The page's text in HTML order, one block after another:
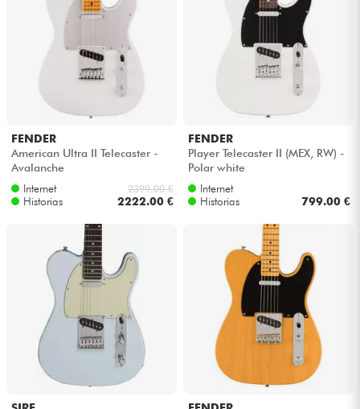
FENDER
American Ultra II Telecaster -
Avalanche
Internet
Historias
2399.00 €
2222.00 €
FENDER
Player Telecaster II (MEX, RW) -
Polar white
Internet
Historias
799.00 €